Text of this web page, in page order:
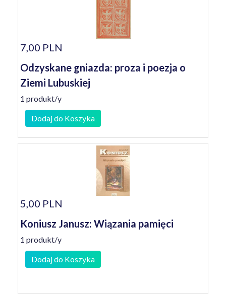
7,00 PLN
Odzyskane gniazda: proza i poezja o
Ziemi Lubuskiej
1 produkt/y
Dodaj do Koszyka
5,00 PLN
Koniusz Janusz: Wiązania pamięci
1 produkt/y
Dodaj do Koszyka